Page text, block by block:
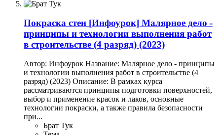
Покраска стен [Инфоурок] Малярное дело -
принципы и технологии выполнения работ
в строительстве (4 разряд) (2023)
Автор: Инфоурок Название: Малярное дело - принципы
и технологии выполнения работ в строительстве (4
разряд) (2023) Описание: В рамках курса
рассматриваются принципы подготовки поверхностей,
выбор и применение красок и лаков, основные
технологии покраски, а также правила безопасности
при...
Брат Тук